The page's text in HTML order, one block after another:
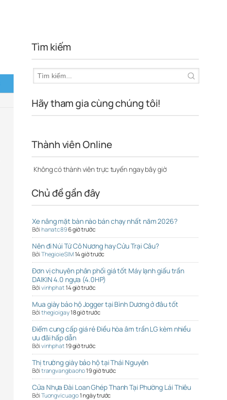
Tìm kiếm
Hãy tham gia cùng chúng tôi!
Thành viên Online
Không có thành viên trực tuyến ngay bây giờ
Chủ đề gần đây
Xe nâng mặt bàn nào bán chạy nhất năm 2026?
Bởihanatc896 giờ trước
Nên đi Núi Tứ Cô Nương hay Cửu Trại Câu?
BởiThegioieSIM14 giờ trước
Đơn vị chuyên phân phối giá tốt Máy lạnh giấu trần
DAIKIN 4.0 ngựa (4.0HP)
Bởivinhphat14 giờ trước
Mua giày bảo hộ Jogger tại Bình Dương ở đâu tốt
Bởithegioigay18 giờ trước
Điểm cung cấp giá rẻ Điều hòa âm trần LG kèm nhiều
ưu đãi hấp dẫn
Bởivinhphat19 giờ trước
Thị trường giày bảo hộ tại Thái Nguyên
Bởitrangvangbaoho19 giờ trước
Cửa Nhựa Đài Loan Ghép Thanh Tại Phường Lái Thiêu
BởiTuongvicuago1 ngày trước